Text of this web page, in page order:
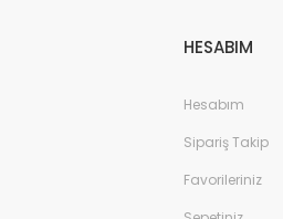
HESABIM
Hesabım
Sipariş Takip
Favorileriniz